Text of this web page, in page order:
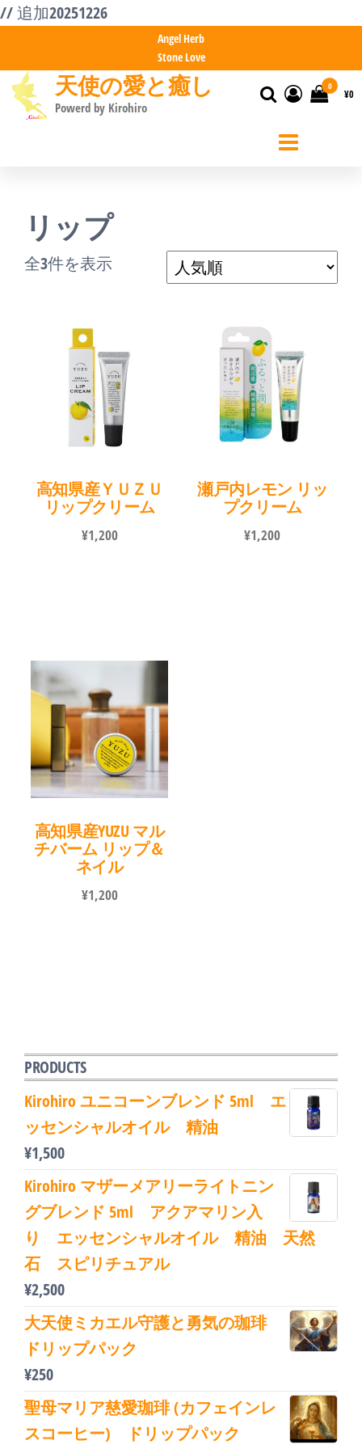
// 追加20251226コ
ン
ツ
ッ
Angel Herb
Stone Love
天使の愛と癒し
Powerd by Kirohiro
0
¥0
リップ
全3件を表示人
高知県産ＹＵＺＵ
リップクリーム
¥1,200
瀬戸内レモン リッ
プクリーム
¥1,200
高知県産YUZU マル
チバーム リップ＆
ネイル
¥1,200
PRODUCTS
Kirohiro ユニコーンブレンド 5ml エ
ッセンシャルオイル 精油
¥1,500
Kirohiro マザーメアリーライトニン
グブレンド 5ml アクアマリン入
り エッセンシャルオイル 精油 天然
石 スピリチュアル
¥2,500
大天使ミカエル守護と勇気の珈琲
ドリップパック
¥250
聖母マリア慈愛珈琲 (カフェインレ
スコーヒー) ドリップパック